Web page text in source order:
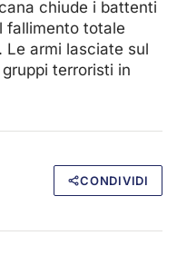
chiude i battenti
fallimento totale
Le armi lasciate sul
terroristi in
CONDIVIDI